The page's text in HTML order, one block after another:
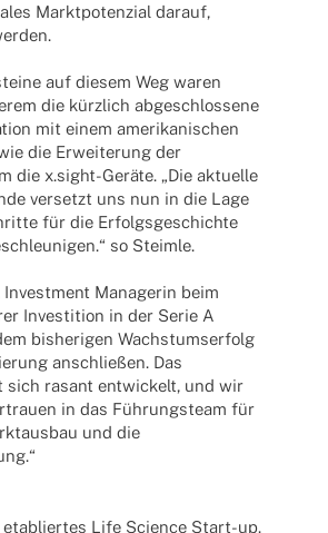
Markt­po­ten­zial darauf,
auf diesem Weg waren
die kürz­lich abge­schlos­sene
mit einem ameri­ka­ni­schen
die Erwei­te­rung der
die x.sight-Geräte. „Die aktu­elle
versetzt uns nun in die Lage
für die Erfolgs­ge­schichte
so Steimle.
Invest­ment Mana­ge­rin beim
Inves­ti­tion in der Serie A
bishe­ri­gen Wachs­tums­er­folg
anschlie­ßen. Das
sich rasant entwi­ckelt, und wir
in das Führungs­team für
und die
etablier­tes Life Science Start-up.